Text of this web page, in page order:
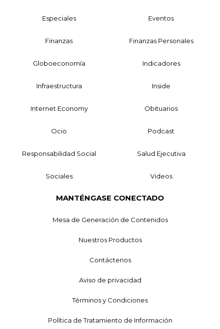
Especiales Eventos
Finanzas Finanzas Personales
Globoeconomía Indicadores
Infraestructura Inside
Internet Economy Obituarios
Ocio Podcast
Responsabilidad Social Salud Ejecutiva
Sociales Videos
MANTÉNGASE CONECTADO
Mesa de Generación de Contenidos
Nuestros Productos
Contáctenos
Aviso de privacidad
Términos y Condiciones
Política de Tratamiento de Información